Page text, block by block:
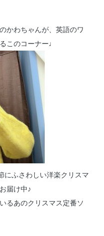
かわちゃんが、英語のワ
このコーナー♩
にふさわしい洋楽クリスマ
届け中♪
るあのクリスマス定番ソ